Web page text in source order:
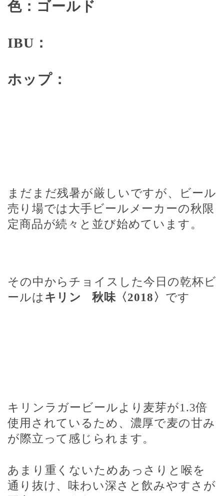
色：ゴールド
IBU ：
ホップ：
まだまだ残暑が厳しいですが、ビール
売り場では大手ビールメーカーの秋限
定商品が続々と並び始めています。
その中からチョイスした今日の乾杯ビ
ールは キリン 秋味〈 2018 〉 です
キリンラガービールより麦芽が1.3倍
使用されているため、濃厚で麦の甘み
が際立って感じられます。
あまり重くないためあっさりと喉を
通り抜け、味わい深さと飲みやすさが